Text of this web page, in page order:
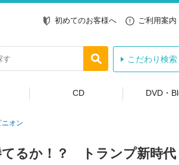
初めてのお客様へ ご利用案内
こだわり検索
CD DVD・
ニオン
てるか！？ トランプ新時代